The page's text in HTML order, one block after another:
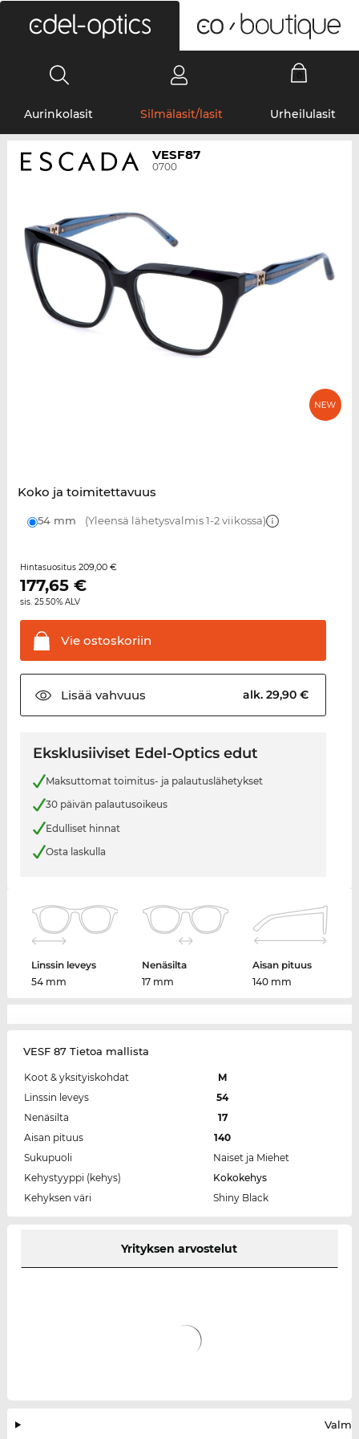
Aurinkolasit Silmälasit/lasit Urheilulasit
VESF87
0700
Koko ja toimitettavuus
54 mm (Yleensä lähetysvalmis 1-2 viikossa)
Hintasuositus 209,00 €
177,65€
sis. 25.50% ALV
Vieostoskoriin
Lisää vahvuus alk. 29,90 €
Eksklusiiviset Edel-Optics edut
Maksuttomat toimitus- ja palautuslähetykset
30 päivän palautusoikeus
Edulliset hinnat
Osta laskulla
Linssin leveys
54 mm
Nenäsilta
17 mm
Aisan pituus
140 mm
VESF 87 Tietoa mallista
Koot & yksityiskohdat
M
Linssin leveys
54
Nenäsilta
17
Aisan pituus
140
Sukupuoli
Naiset ja Miehet
Kehystyyppi (kehys)
Kokokehys
Kehyksen väri
Shiny Black
Yrityksen arvostelut